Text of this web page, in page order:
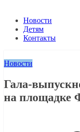
Новости
Детям
Контакты
Новости
Гала-
на площадке